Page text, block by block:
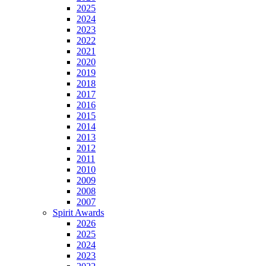
2025
2024
2023
2022
2021
2020
2019
2018
2017
2016
2015
2014
2013
2012
2011
2010
2009
2008
2007
Spirit Awards
2026
2025
2024
2023